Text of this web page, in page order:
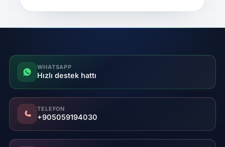
WHATSAPP
Hızlı destek hattı
TELEFON
+905059194030